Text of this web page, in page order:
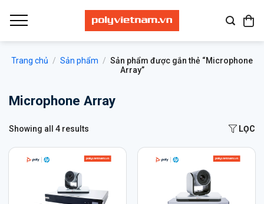
qua
Trang chủ / Sản phẩm / Sản phẩm được gắn thẻ “Microphone
Array”
Microphone Array
Showing all 4 results LỌC